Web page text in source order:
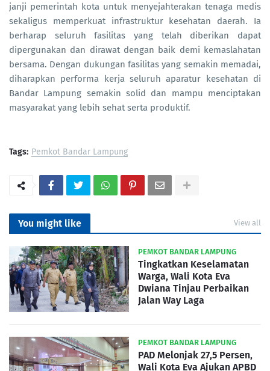
janji pemerintah kota untuk menyejahterakan tenaga medis
sekaligus memperkuat infrastruktur kesehatan daerah. Ia
berharap seluruh fasilitas yang telah diberikan dapat
dipergunakan dan dirawat dengan baik demi kemaslahatan
bersama. Dengan dukungan fasilitas yang semakin memadai,
diharapkan performa kerja seluruh aparatur kesehatan di
Bandar Lampung semakin solid dan mampu menciptakan
masyarakat yang lebih sehat serta produktif.
Tags: Pemkot Bandar Lampung
You might like View all
PEMKOT BANDAR LAMPUNG
Tingkatkan Keselamatan
Warga, Wali Kota Eva
Dwiana Tinjau Perbaikan
Jalan Way Laga
PEMKOT BANDAR LAMPUNG
PAD Melonjak 27,5 Persen,
Wali Kota Eva Ajukan APBD